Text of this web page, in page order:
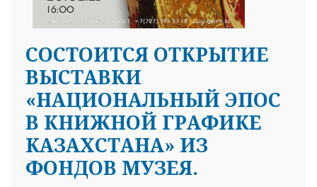
СОСТОИТСЯ ОТКРЫТИЕ
ВЫСТАВКИ
«НАЦИОНАЛЬНЫЙ ЭПОС
В КНИЖНОЙ ГРАФИКЕ
КАЗАХСТАНА» ИЗ
ФОНДОВ МУЗЕЯ.